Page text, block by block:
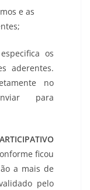
e as
os
aderentes.
no
para
ficou
a mais de
pelo